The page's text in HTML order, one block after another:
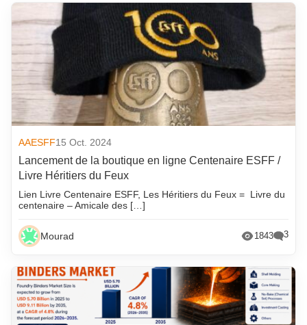
AAESFF15 Oct. 2024
Lancement de la boutique en ligne Centenaire ESFF /
Livre Héritiers du Feux
Lien Livre Centenaire ESFF, Les Héritiers du Feux = Livre du
centenaire – Amicale des […]
Mourad 1843 3